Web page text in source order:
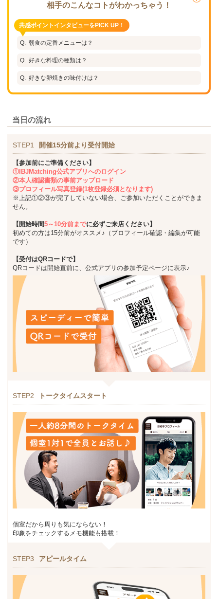
相手のこんなコトがわかっちゃう！
共感ポイントインタビューをPICK UP！
朝食の定番メニューは？
好きな料理の種類は？
好きな卵焼きの味付けは？
当日の流れ
STEP1 開催15分前より受付開始
【参加前にご準備ください】
①IBJMatching公式アプリへのログイン
②本人確認書類の事前アップロード
③プロフィール写真登録(1枚登録必須となります)
※上記①②③が完了していない場合、ご参加いただくことができま
せん。
【開始時間5～10分前までに必ずご来店ください】
初めての方は15分前がオススメ♪（プロフィール確認・編集が可能
です）
【受付はQRコードで】
QRコードは開始直前に、公式アプリの参加予定ページに表示♪
STEP2 トークタイムスタート
個室だから周りも気にならない！
印象をチェックするメモ機能も搭載！
STEP3 アピールタイム